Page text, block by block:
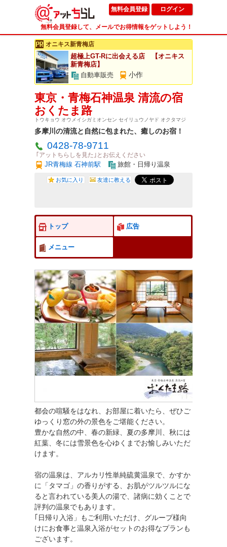
無料会員登録 ログイン
無料会員登録して、メールでお得情報をゲットしよう！
オニキス新青梅店
超極上GT-Rに出会える店 【オニキス
新青梅店】
自動車販売
小作
東京・青梅石神温泉 清流の宿
おくたま路
トウキョウ オウメイシガミオンセン セイリュウノヤド オクタマジ
多摩川の清流と自然に包まれた、癒しのお宿！
0428-78-9711
｢アットちらしを見た｣とお伝えください
JR青梅線 石神前駅 旅館・日帰り温泉
お気に入り 友達に教える
トップ 広告
メニュー
都会の喧騒をはなれ、お部屋に着いたら、ぜひご
ゆっくり窓の外の景色をご堪能ください。
豊かな自然の中、春の新緑、夏の多摩川、秋には
紅葉、冬には雪景色を心ゆくまでお愉しみいただ
けます。
宿の温泉は、アルカリ性単純硫黄温泉で、かすか
に「タマゴ」の香りがする、お肌がツルツルにな
ると言われている美人の湯で、諸病に効くことで
評判の温泉でもあります。
｢日帰り入浴」もご利用いただけ、グループ様向
けにお食事と温泉入浴がセットのお得なプランも
ございます。